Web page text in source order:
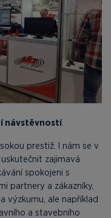
návstěvností
prestiž. I nám se v
zajimavá
spokojeni s
partnery a zákazníky,
výzkumu, ale například
a stavebního